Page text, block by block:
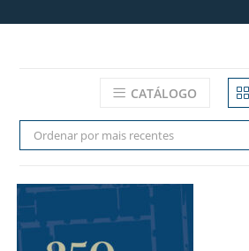
CATÁLOGO
Ordenar por mais recentes